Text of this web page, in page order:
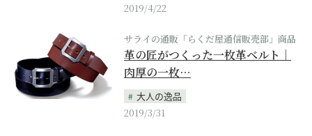
2019/4/22
サライの通販「らくだ屋通信販売部」商品
革の匠がつくった一枚革ベルト｜
肉厚の一枚…
大人の逸品
2019/3/31